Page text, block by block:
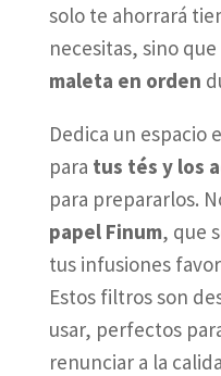
solo te ahorrará
necesitas, sino
maleta en orden
Dedica un espacio
para tus tés y los
para prepararlos.
papel Finum, que
tus infusiones
Estos filtros son
usar, perfectos
renunciar a la